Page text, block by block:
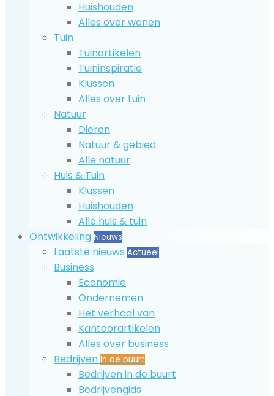
Huishouden
Alles over wonen
Tuin
Tuinartikelen
Tuininspiratie
Klussen
Alles over tuin
Natuur
Dieren
Natuur & gebied
Alle natuur
Huis & Tuin
Klussen
Huishouden
Alle huis & tuin
Ontwikkeling Nieuws
Laatste nieuws Actueel
Business
Economie
Ondernemen
Het verhaal van
Kantoorartikelen
Alles over business
Bedrijven In de buurt
Bedrijven in de buurt
Bedrijvengids